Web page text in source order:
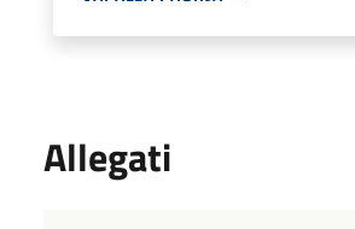
Allegati